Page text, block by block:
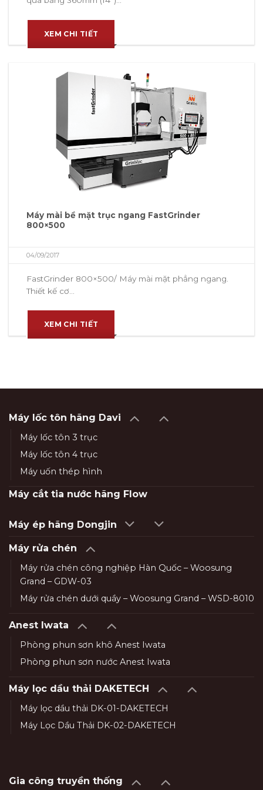
XEM CHI TIẾT
Máy mài bề mặt trục ngang FastGrinder
800×500
04/09/2017
FastGrinder 800×500/ Máy mài mặt phẳng ngang.
Thiết kế cơ...
XEM CHI TIẾT
Máy lốc tôn hãng Davi
Máy lốc tôn 3 trục
Máy lốc tôn 4 trục
Máy uốn thép hình
Máy cắt tia nước hãng Flow
Máy ép hãng Dongjin
Máy rửa chén
Máy rửa chén công nghiệp Hàn Quốc – Woosung
Grand – GDW-03
Máy rửa chén dưới quầy – Woosung Grand – WSD-8010
Anest Iwata
Phòng phun sơn khô Anest Iwata
Phòng phun sơn nước Anest Iwata
Máy lọc dầu thải DAKETECH
Máy lọc dầu thải DK-01-DAKETECH
Máy Lọc Dầu Thải DK-02-DAKETECH
Gia công truyền thống